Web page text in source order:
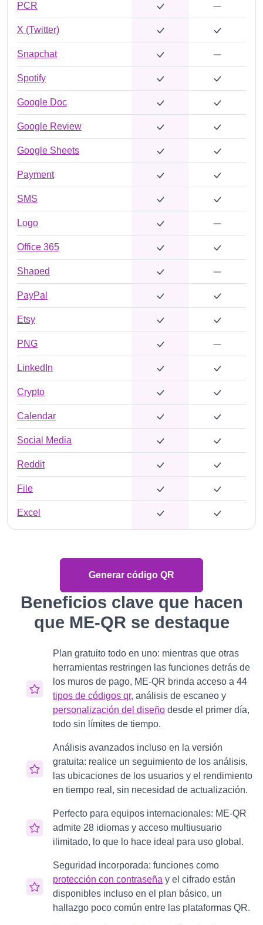
PCR
X (Twitter)
Snapchat
Spotify
Google Doc
Google Review
Google Sheets
Payment
SMS
Logo
Office 365
Shaped
PayPal
Etsy
PNG
LinkedIn
Crypto
Calendar
Social Media
Reddit
File
Excel
Generar código QR
Beneficios clave que hacen
que ME-QR se destaque
Plan gratuito todo en uno: mientras que otras
herramientas restringen las funciones detrás de
los muros de pago, ME-QR brinda acceso a 44
tipos de códigos qr, análisis de escaneo y
personalización del diseño desde el primer día,
todo sin límites de tiempo.
Análisis avanzados incluso en la versión
gratuita: realice un seguimiento de los análisis,
las ubicaciones de los usuarios y el rendimiento
en tiempo real, sin necesidad de actualización.
Perfecto para equipos internacionales: ME-QR
admite 28 idiomas y acceso multiusuario
ilimitado, lo que lo hace ideal para uso global.
Seguridad incorporada: funciones como
protección con contraseña y el cifrado están
disponibles incluso en el plan básico, un
hallazgo poco común entre las plataformas QR.